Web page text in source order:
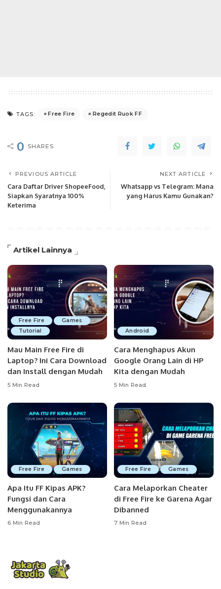
TAGS: Free Fire Regedit Ruok FF
0 SHARES
PREVIOUS ARTICLE
Cara Daftar Driver ShopeeFood,
Siapkan Syaratnya 100%
Keterima
NEXT ARTICLE
Whatsapp vs Telegram: Mana
yang Harus Kamu Gunakan?
Artikel Lainnya
Free Fire
Games
Tutorial
Mau Main Free Fire di
Laptop? Ini Cara Download
dan Install dengan Mudah
5 Min Read
Android
Cara Menghapus Akun
Google Orang Lain di HP
Kita dengan Mudah
5 Min Read
Free Fire Games
Apa Itu FF Kipas APK?
Fungsi dan Cara
Menggunakannya
6 Min Read
Free Fire Games
Cara Melaporkan Cheater
di Free Fire ke Garena Agar
Dibanned
7 Min Read